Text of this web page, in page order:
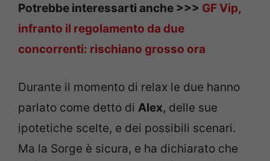
Potrebbe interessarti anche >>> GF Vip,
infranto il regolamento da due
concorrenti: rischiano grosso ora
Durante il momento di relax le due hanno
parlato come detto di Alex, delle sue
ipotetiche scelte, e dei possibili scenari.
Ma la Sorge è sicura, e ha dichiarato che